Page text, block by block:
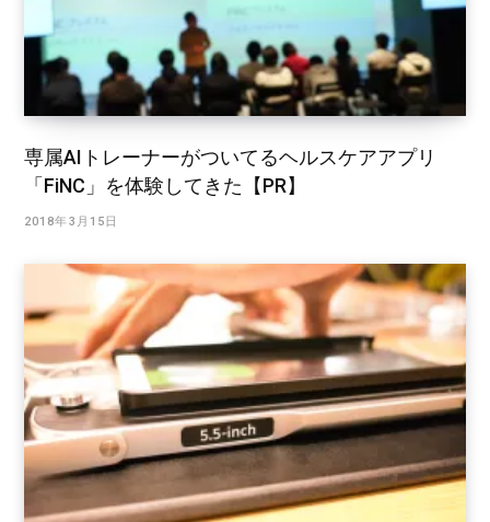
専属AIトレーナーがついてるヘルスケアアプリ
「FiNC」を体験してきた【PR】
2018年3月15日